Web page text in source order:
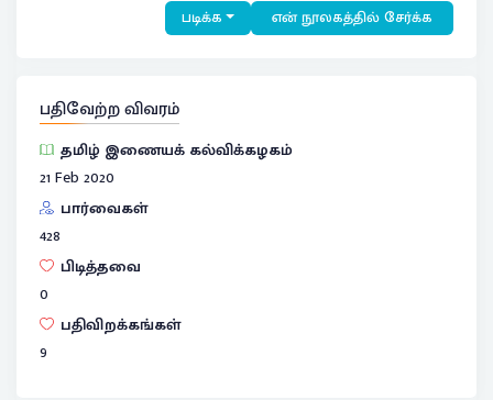
படிக்க என் நூலகத்தில் சேர்க்க
பதிவேற்ற விவரம்
தமிழ் இணையக் கல்விக்கழகம்
21 Feb 2020
பார்வைகள்
428
பிடித்தவை
0
பதிவிறக்கங்கள்
9